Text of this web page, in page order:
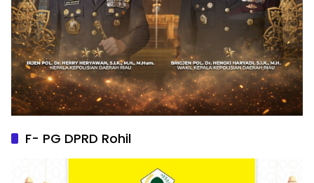
F- PG DPRD Rohil